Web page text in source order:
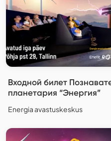
Входной билет
планетария “Энергия”
Energia avastuskeskus